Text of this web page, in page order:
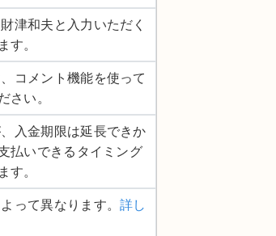
津和夫と入力いただく
す。
コメント機能を使って
さい。
入金期限は延長できか
払いできるタイミング
す。
って異なります。詳し